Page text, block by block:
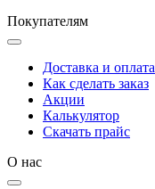
Покупателям
Доставка и оплата
Как сделать заказ
Акции
Калькулятор
Скачать прайс
О нас